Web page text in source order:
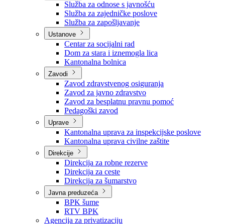
Službe
Služba za odnose s javnošću
Služba za zajedničke poslove
Služba za zapošljavanje
Ustanove
Centar za socijalni rad
Dom za stara i iznemogla lica
Kantonalna bolnica
Zavodi
Zavod zdravstvenog osiguranja
Zavod za javno zdravstvo
Zavod za besplatnu pravnu pomoć
Pedagoški zavod
Uprave
Kantonalna uprava za inspekcijske poslove
Kantonalna uprava civilne zaštite
Direkcije
Direkcija za robne rezerve
Direkcija za ceste
Direkcija za šumarstvo
Javna preduzeća